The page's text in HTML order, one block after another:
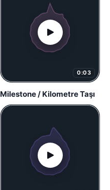
0:03
Milestone / Kilometre Taşı